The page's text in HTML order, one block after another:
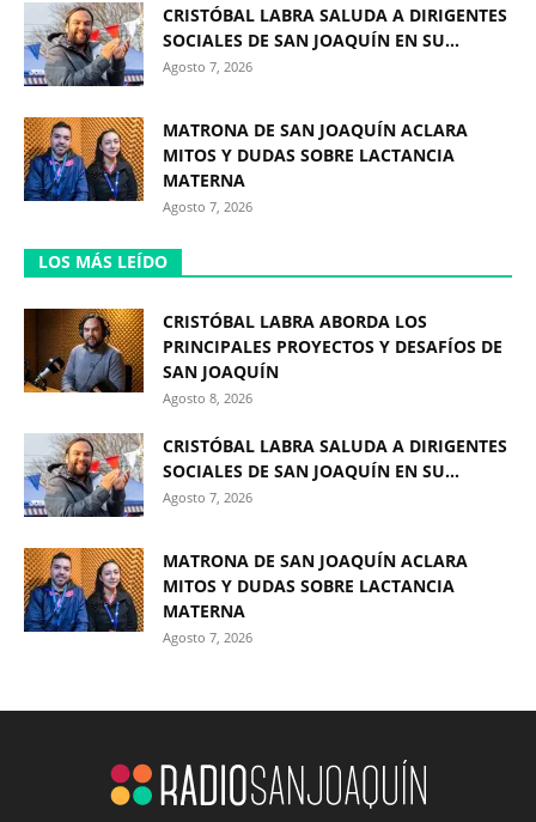
CRISTÓBAL LABRA SALUDA A DIRIGENTES
SOCIALES DE SAN JOAQUÍN EN SU...
Agosto 7, 2026
MATRONA DE SAN JOAQUÍN ACLARA
MITOS Y DUDAS SOBRE LACTANCIA
MATERNA
Agosto 7, 2026
LOS MÁS LEÍDO
CRISTÓBAL LABRA ABORDA LOS
PRINCIPALES PROYECTOS Y DESAFÍOS DE
SAN JOAQUÍN
Agosto 8, 2026
CRISTÓBAL LABRA SALUDA A DIRIGENTES
SOCIALES DE SAN JOAQUÍN EN SU...
Agosto 7, 2026
MATRONA DE SAN JOAQUÍN ACLARA
MITOS Y DUDAS SOBRE LACTANCIA
MATERNA
Agosto 7, 2026